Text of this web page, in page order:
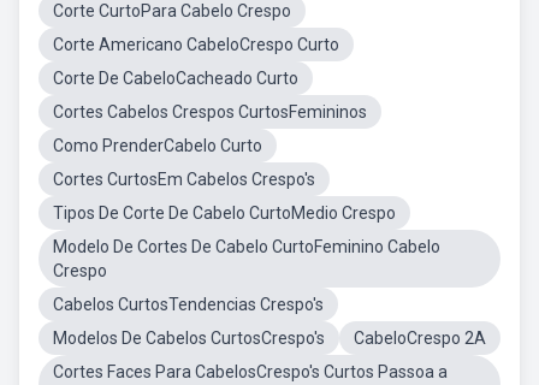
Corte CurtoPara Cabelo Crespo
Corte Americano CabeloCrespo Curto
Corte De CabeloCacheado Curto
Cortes Cabelos Crespos CurtosFemininos
Como PrenderCabelo Curto
Cortes CurtosEm Cabelos Crespo's
Tipos De Corte De Cabelo CurtoMedio Crespo
Modelo De Cortes De Cabelo CurtoFeminino Cabelo
Crespo
Cabelos CurtosTendencias Crespo's
Modelos De Cabelos CurtosCrespo's
CabeloCrespo 2A
Cortes Faces Para CabelosCrespo's Curtos Passoa a